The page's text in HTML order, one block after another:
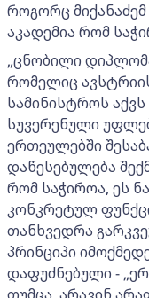
როგორც
აკადემია რომ
„ცნობილი
რომელიც
სამინისტროს
სუვერენული
ერთეულებში
დაწესებულება
რომ საჭიროა, ეს
კონკრეტულ
თანხვედრა
პრინციპი
დაფუძნებული -